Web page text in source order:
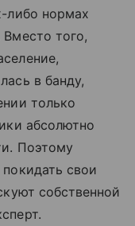
либо нормах
того,
в банду,
только
абсолютно
Поэтому
свои
собственной